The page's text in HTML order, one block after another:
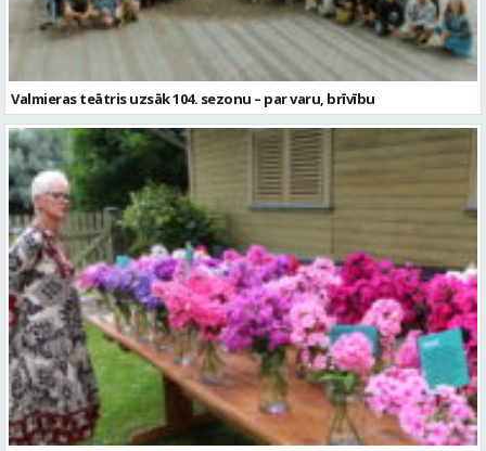
Valmieras teātris uzsāk 104. sezonu – par varu, brīvību